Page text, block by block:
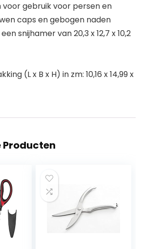
gebruik voor persen en
caps en gebogen naden
snijhamer van 20,3 x 12,7 x 10,2
(L x B x H) in zm: 10,16 x 14,99 x
Producten